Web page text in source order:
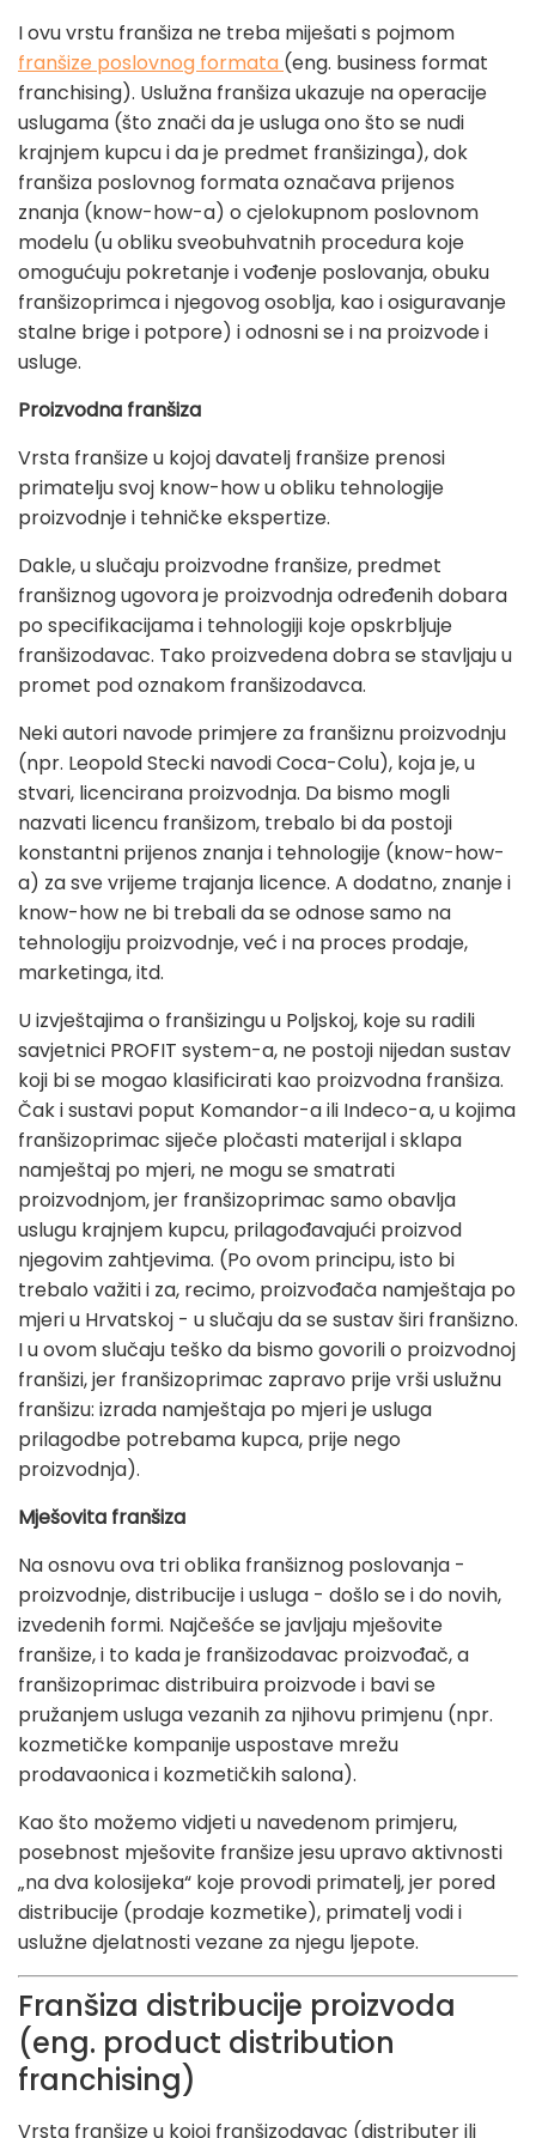
I ovu vrstu franšiza ne treba miješati s pojmom
franšize poslovnog formata (eng. business format
franchising). Uslužna franšiza ukazuje na operacije
uslugama (što znači da je usluga ono što se nudi
krajnjem kupcu i da je predmet franšizinga), dok
franšiza poslovnog formata označava prijenos
znanja (know-how-a) o cjelokupnom poslovnom
modelu (u obliku sveobuhvatnih procedura koje
omogućuju pokretanje i vođenje poslovanja, obuku
franšizoprimca i njegovog osoblja, kao i osiguravanje
stalne brige i potpore) i odnosni se i na proizvode i
usluge.
Proizvodna franšiza
Vrsta franšize u kojoj davatelj franšize prenosi
primatelju svoj know-how u obliku tehnologije
proizvodnje i tehničke ekspertize.
Dakle, u slučaju proizvodne franšize, predmet
franšiznog ugovora je proizvodnja određenih dobara
po specifikacijama i tehnologiji koje opskrbljuje
franšizodavac. Tako proizvedena dobra se stavljaju u
promet pod oznakom franšizodavca.
Neki autori navode primjere za franšiznu proizvodnju
(npr. Leopold Stecki navodi Coca-Colu), koja je, u
stvari, licencirana proizvodnja. Da bismo mogli
nazvati licencu franšizom, trebalo bi da postoji
konstantni prijenos znanja i tehnologije (know-how-
a) za sve vrijeme trajanja licence. A dodatno, znanje i
know-how ne bi trebali da se odnose samo na
tehnologiju proizvodnje, već i na proces prodaje,
marketinga, itd.
U izvještajima o franšizingu u Poljskoj, koje su radili
savjetnici PROFIT system-a, ne postoji nijedan sustav
koji bi se mogao klasificirati kao proizvodna franšiza.
Čak i sustavi poput Komandor-a ili Indeco-a, u kojima
franšizoprimac siječe pločasti materijal i sklapa
namještaj po mjeri, ne mogu se smatrati
proizvodnjom, jer franšizoprimac samo obavlja
uslugu krajnjem kupcu, prilagođavajući proizvod
njegovim zahtjevima. (Po ovom principu, isto bi
trebalo važiti i za, recimo, proizvođača namještaja po
mjeri u Hrvatskoj - u slučaju da se sustav širi franšizno.
I u ovom slučaju teško da bismo govorili o proizvodnoj
franšizi, jer franšizoprimac zapravo prije vrši uslužnu
franšizu: izrada namještaja po mjeri je usluga
prilagodbe potrebama kupca, prije nego
proizvodnja).
Mješovita franšiza
Na osnovu ova tri oblika franšiznog poslovanja -
proizvodnje, distribucije i usluga - došlo se i do novih,
izvedenih formi. Najčešće se javljaju mješovite
franšize, i to kada je franšizodavac proizvođač, a
franšizoprimac distribuira proizvode i bavi se
pružanjem usluga vezanih za njihovu primjenu (npr.
kozmetičke kompanije uspostave mrežu
prodavaonica i kozmetičkih salona).
Kao što možemo vidjeti u navedenom primjeru,
posebnost mješovite franšize jesu upravo aktivnosti
„na dva kolosijeka“ koje provodi primatelj, jer pored
distribucije (prodaje kozmetike), primatelj vodi i
uslužne djelatnosti vezane za njegu ljepote.
Franšiza distribucije proizvoda
(eng. product distribution
franchising)
Vrsta franšize u kojoj franšizodavac (distributer ili